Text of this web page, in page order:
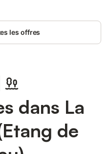
les offres
dans La
de